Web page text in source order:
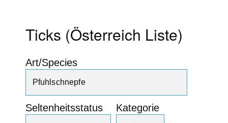
Ticks (Österreich Liste)
Art/Species
Seltenheitsstatus Kategorie